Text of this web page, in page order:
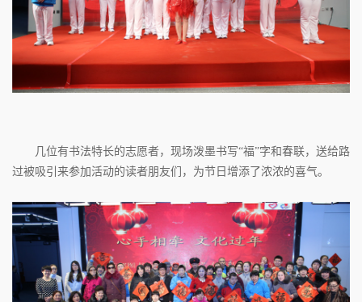
几位有书法特长的志愿者，现场泼墨书写“福”字和春联，送给路
过被吸引来参加活动的读者朋友们，为节日增添了浓浓的喜气。